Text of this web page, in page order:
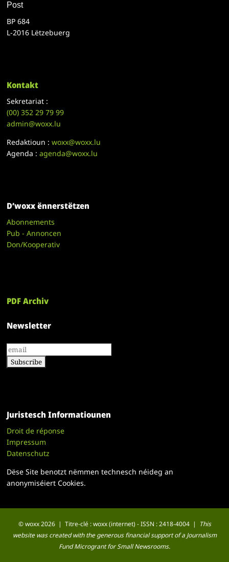
Post
BP 684
L-2016 Lëtzebuerg
Kontakt
Sekretariat :
(00)352 29 79 99
admin@woxx.lu
Redaktioun :woxx@woxx.lu
Agenda :agenda@woxx.lu
D’woxx ënnerstëtzen
Abonnements
Pub - Annoncen
Don/Kooperativ
PDF Archiv
Newsletter
Juristesch Informatiounen
Droit de réponse
Impressum
Datenschutz
Dëse Site benotzt nëmmen technesch néideg an
anonymiséiert Cookies.
© woxx 2026 | Titre-clé : woxx (internet) - ISSN : 2418-4004 |
This
website was created with the generous financial support of a Journalism
Fund Microgrant for Small Newsrooms.